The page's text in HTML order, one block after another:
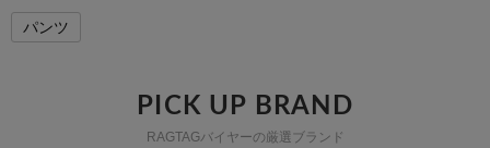
パンツ
PICK UP BRAND
RAGTAGバイヤーの厳選ブランド